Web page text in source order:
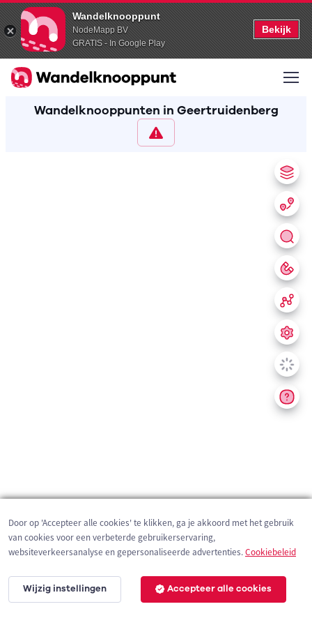
Wandelknooppunt
NodeMapp BV
GRATIS - In Google Play
Bekijk
Wandelknooppunten in Geertruidenberg
1 km
Door op 'Accepteer alle cookies' te klikken, ga je akkoord met het gebruik
van cookies voor een verbeterde gebruikerservaring,
websiteverkeersanalyse en gepersonaliseerde advertenties.Cookiebeleid
Wijzig instellingen Accepteer alle cookies